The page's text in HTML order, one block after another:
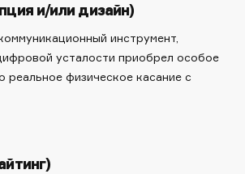
и/или дизайн)
инструмент,
усталости приобрел особое
реальное физическое касание с